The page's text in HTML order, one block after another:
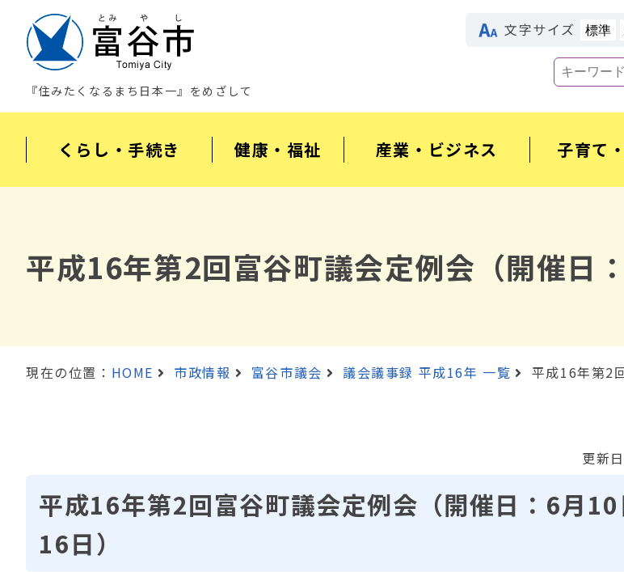
『住みたくなるまち日本一』をめざして
文字サイズ 標準
くらし・手続き 健康・福祉 産業・ビジネス 子育て
平成16年第2回富谷町議会定例会（開催日
現在の位置： HOME 市政情報 富谷市議会 議会議事録 平成16年 一覧 平成16年第2
更新
平成16年第2回富谷町議会定例会（開催日：6月
16日）